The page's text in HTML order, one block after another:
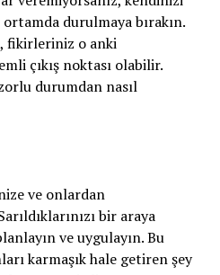
durulmaya bırakın.
fikirleriniz o anki
çıkış noktası olabilir.
durumdan nasıl
ve onlardan
bir araya
ve uygulayın. Bu
karmaşık hale getiren şey